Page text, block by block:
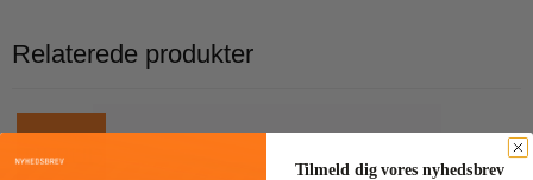
Relaterede produkter
TILBUD Tilmeld dig vores nyhedsbrev